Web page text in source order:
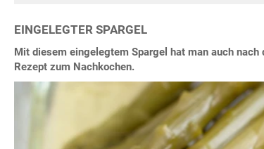
EINGELEGTER SPARGEL
Mit diesem eingelegtem Spargel hat man auch nach
Rezept zum Nachkochen.